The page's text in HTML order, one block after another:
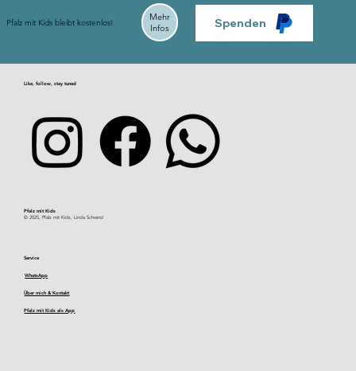
Pfalz mit Kids bleibt kostenlos!
Mehr
Infos
Spenden
Like, follow, stay tuned
Pfalz mit Kids​
© 2025, Pfalz mit Kids, Linda Schwind
Service
WhatsApp
Über mich & Kontakt
Pfalz mit Kids als App